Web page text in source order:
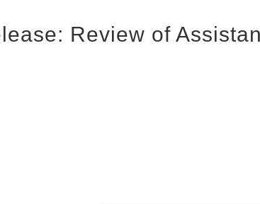
Review of